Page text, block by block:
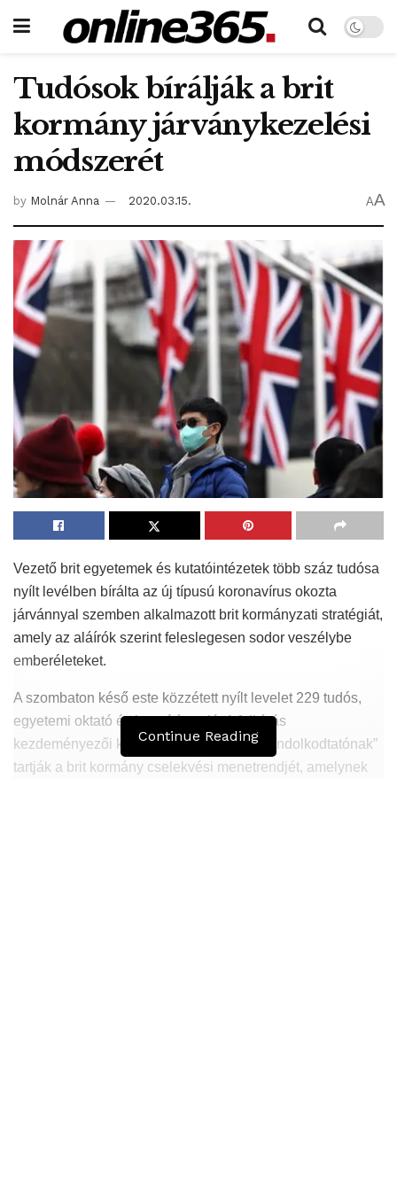
Tudósok bírálják a brit
kormány járványkezelési
módszerét
by Molnár Anna 2020.03.15. AA
Vezető brit egyetemek és kutatóintézetek több száz tudósa
nyílt levélben bírálta az új típusú koronavírus okozta
járvánnyal szemben alkalmazott brit kormányzati stratégiát,
amely az aláírók szerint feleslegesen sodor veszélybe
emberéleteket.
A szombaton késő este közzétett nyílt levelet 229 tudós,
egyetemi oktató és kutató írta alá. A felhívás
kezdeményezői közölték: „különösen elgondolkodtatónak”
tartják a brit kormány cselekvési menetrendjét, amelynek
Continue Reading